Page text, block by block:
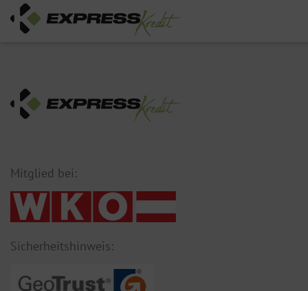
Mitglied bei:
Sicherheitshinweis: